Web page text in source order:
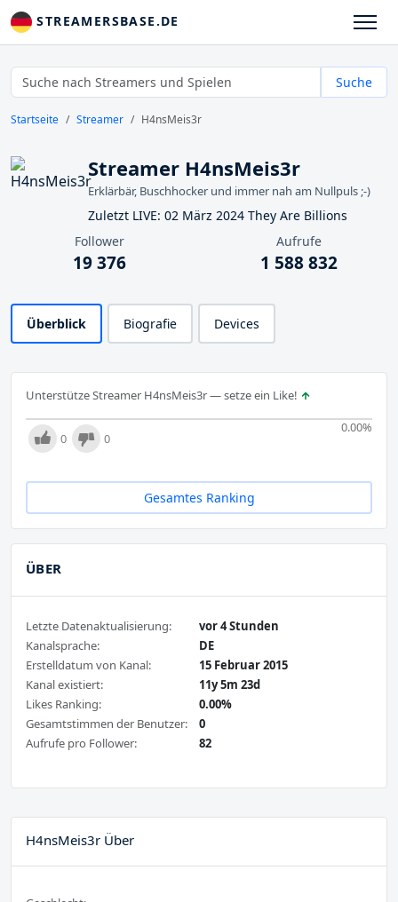
STREAMERSBASE.DE
Suche
Startseite Streamer H4nsMeis3r
Streamer H4nsMeis3r
Erklärbär, Buschhocker und immer nah am Nullpuls ;-)
Zuletzt LIVE: 02 März 2024 They Are Billions
Follower
19 376
Aufrufe
1 588 832
Überblick Biografie Devices
Unterstütze Streamer H4nsMeis3r — setze ein Like!
0.00%
0 0
Gesamtes Ranking
ÜBER
Letzte Datenaktualisierung:
vor 4 Stunden
Kanalsprache:
DE
Erstelldatum von Kanal:
15 Februar 2015
Kanal existiert:
11y 5m 23d
Likes Ranking:
0.00%
Gesamtstimmen der Benutzer:
0
Aufrufe pro Follower:
82
H4nsMeis3r Über